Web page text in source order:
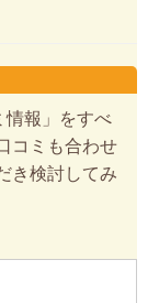
情報」をすべ
コミも合わせ
き検討してみ